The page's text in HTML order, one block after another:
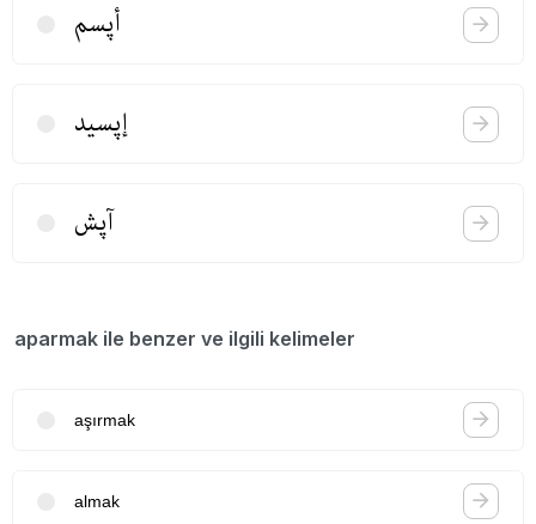
أپسم
إپسید
آپش
aparmak ile benzer ve ilgili kelimeler
aşırmak
almak